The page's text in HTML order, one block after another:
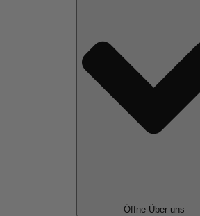
Öffne Über uns